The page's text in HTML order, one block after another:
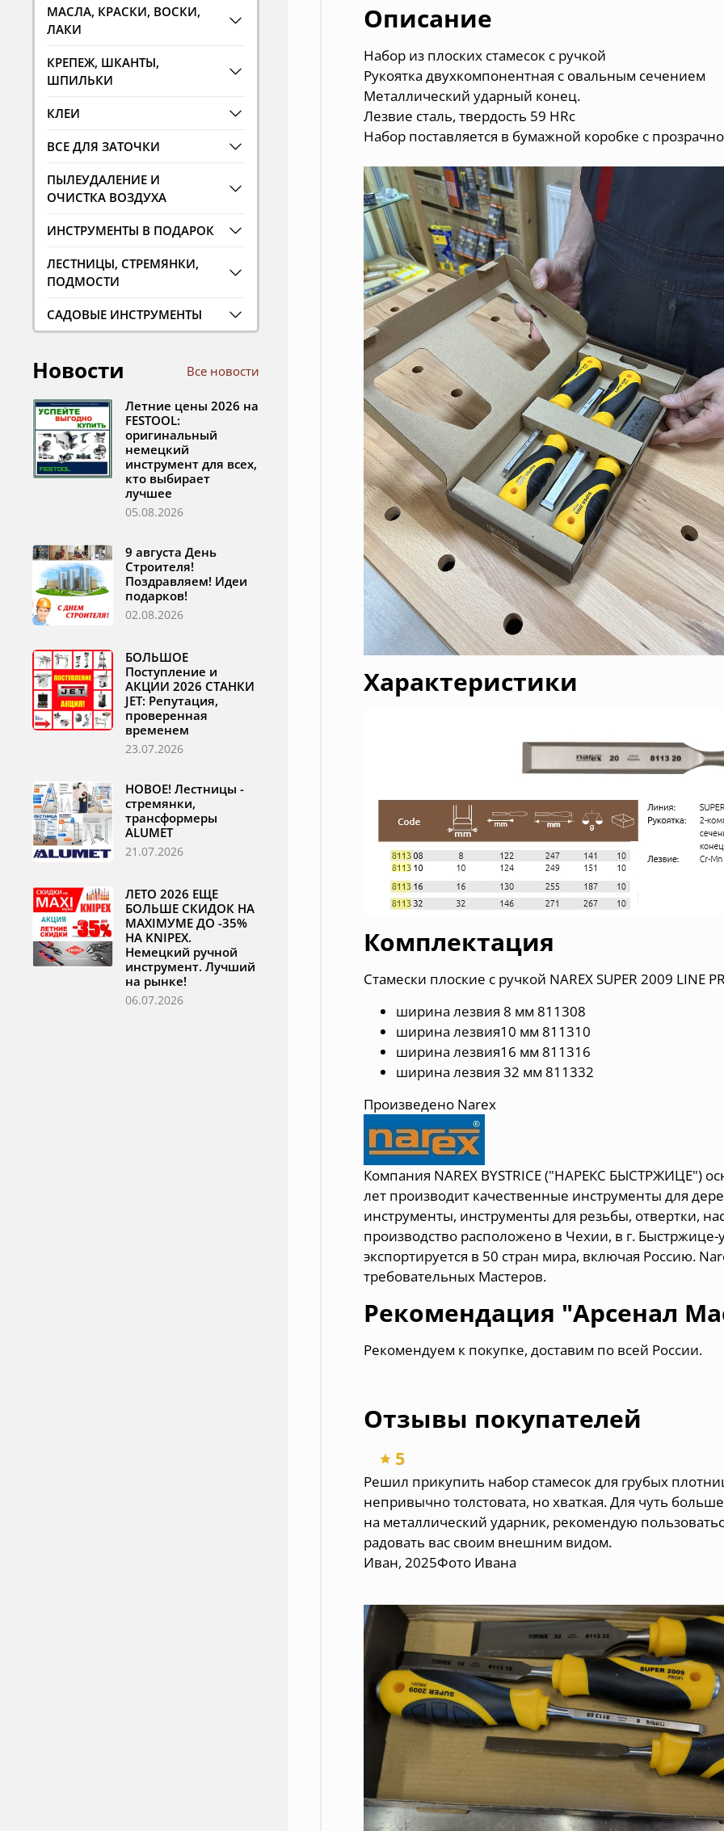
Описание
Набор из плоских стамесок с ручкой
Рукоятка двухкомпонентная с овальным сечением
Металлический ударный конец.
Лезвие сталь, твердость 59 HRc
Набор поставляется в бумажной коробке с
Характеристики
Комплектация
Стамески плоские с ручкой NAREX SUPER 2009 LINE
ширина лезвия 8 мм 811308
ширина лезвия10 мм 811310
ширина лезвия16 мм 811316
ширина лезвия 32 мм 811332
Произведено Narex
Компания NAREX BYSTRICE ("НАРЕКС БЫСТРЖИЦЕ")
лет производит качественные инструменты для
инструменты, инструменты для резьбы, отвертки,
производство расположено в Чехии, в г.
экспортируется в 50 стран мира, включая Россию.
требовательных Мастеров.
Рекомендация "Арсенал
Рекомендуем к покупке, доставим по всей России.
Отзывы покупателей
Решил прикупить набор стамесок для грубых
непривычно толстовата, но хваткая. Для чуть
на металлический ударник, рекомендую
радовать вас своим внешним видом.
Иван, 2025Фото Ивана
МАСЛА, КРАСКИ, ВОСКИ,
ЛАКИ
КРЕПЕЖ, ШКАНТЫ,
ШПИЛЬКИ
КЛЕИ
ВСЕ ДЛЯ ЗАТОЧКИ
ПЫЛЕУДАЛЕНИЕ И
ОЧИСТКА ВОЗДУХА
ИНСТРУМЕНТЫ В ПОДАРОК
ЛЕСТНИЦЫ, СТРЕМЯНКИ,
ПОДМОСТИ
САДОВЫЕ ИНСТРУМЕНТЫ
Новости Все новости
Летние цены 2026 на
FESTOOL:
оригинальный
немецкий
инструмент для всех,
кто выбирает
лучшее
05.08.2026
9 августа День
Строителя!
Поздравляем! Идеи
подарков!
02.08.2026
БОЛЬШОЕ
Поступление и
АКЦИИ 2026 СТАНКИ
JET: Репутация,
проверенная
временем
23.07.2026
НОВОЕ! Лестницы -
стремянки,
трансформеры
ALUMET
21.07.2026
ЛЕТО 2026 ЕЩЕ
БОЛЬШЕ СКИДОК НА
MAXIМУМЕ ДО -35%
НА KNIPEX.
Немецкий ручной
инструмент. Лучший
на рынке!
06.07.2026